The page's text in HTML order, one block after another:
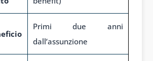
Primi due anni
dall’assunzione